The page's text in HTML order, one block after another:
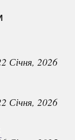
Січня, 2026
Січня, 2026